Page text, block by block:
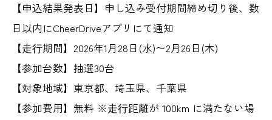
【申込結果発表日】 申し込み受付期間締め切り後、数
日以内にCheerDriveアプリにて通知
【⾛⾏期間】 2026年1月28日(水)〜2月26日(木)
【参加台数】抽選30台
【対象地域】東京都、埼玉県、千葉県
【参加費用】 無料 ※⾛⾏距離が 100km に満たない場